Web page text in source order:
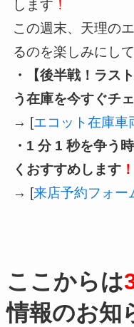
します ！
この週末、天理の
るのを楽しみにし
・【後半戦！ラス
う在庫を今すぐチ
→ [エコット在庫車
・1 分 1 秒を争う
くおすすめします！
→ [来店予約フォー
ここからは
情報のお知